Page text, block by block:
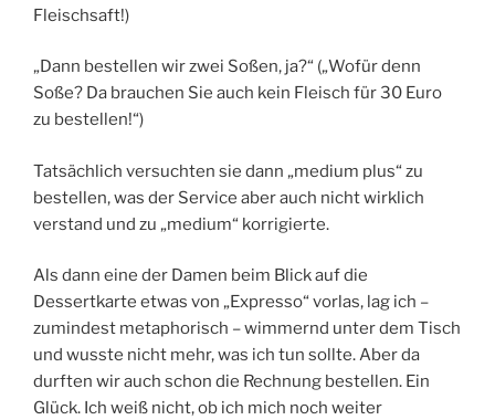
Fleischsaft!)
„Dann bestellen wir zwei Soßen, ja?“ („Wofür denn
Soße? Da brauchen Sie auch kein Fleisch für 30 Euro
zu bestellen!“)
Tatsächlich versuchten sie dann „medium plus“ zu
bestellen, was der Service aber auch nicht wirklich
verstand und zu „medium“ korrigierte.
Als dann eine der Damen beim Blick auf die
Dessertkarte etwas von „Expresso“ vorlas, lag ich –
zumindest metaphorisch – wimmernd unter dem Tisch
und wusste nicht mehr, was ich tun sollte. Aber da
durften wir auch schon die Rechnung bestellen. Ein
Glück. Ich weiß nicht, ob ich mich noch weiter